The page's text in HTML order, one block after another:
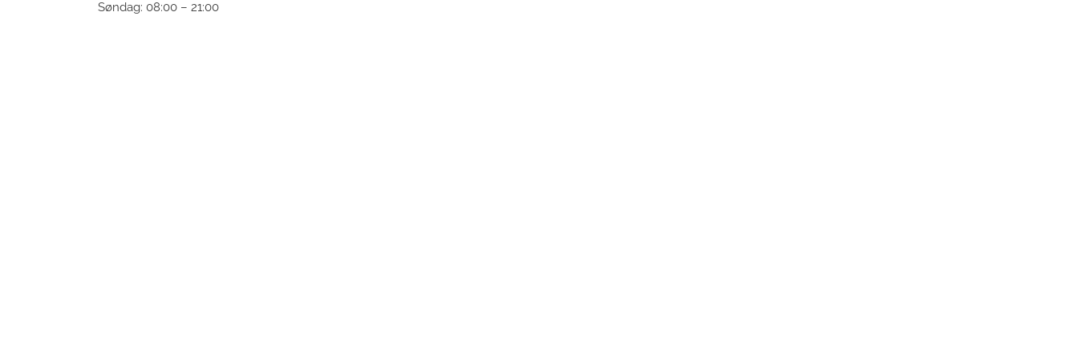
Søndag: 08:00 – 21:00